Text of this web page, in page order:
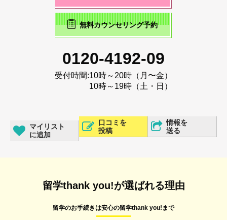
無料カウンセリング予約
0120-4192-09
受付時間:10時～20時（月〜金）
10時～19時（土・日）
マイリスト
に追加
口コミを
投稿
情報を
送る
留学thank you!が選ばれる理由
留学のお手続きは安心の留学thank you!まで